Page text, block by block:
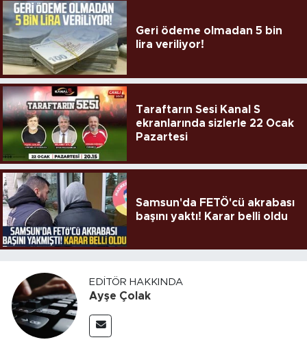
Geri ödeme olmadan 5 bin
lira veriliyor!
Taraftarın Sesi Kanal S
ekranlarında sizlerle 22 Ocak
Pazartesi
Samsun'da FETÖ'cü akrabası
başını yaktı! Karar belli oldu
EDITÖR HAKKINDA
Ayşe Çolak